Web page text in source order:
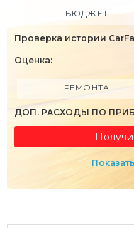
БЮДЖЕТ
Проверка истории
Оценка:
РЕМОНТА
ДОП. РАСХОДЫ ПО